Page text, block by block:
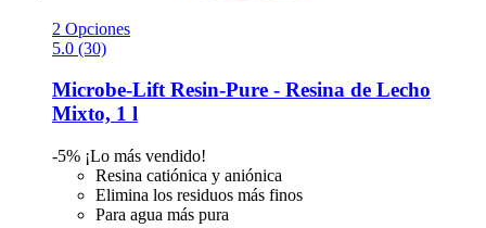
2 Opciones
5.0 (30)
Microbe-LiftResin-​Pure -​ Resina de Lecho
Mixto, 1 l
-5% ¡Lo más vendido!
Resina catiónica y aniónica
Elimina los residuos más finos
Para agua más pura